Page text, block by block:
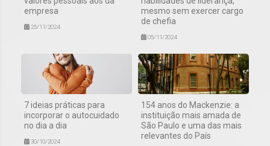
empresa
25/11/2024
mesmo sem exercer cargo
de chefia
05/11/2024
7 ideias práticas para
incorporar o autocuidado
no dia a dia
30/10/2024
154 anos do Mackenzie: a
instituição mais amada de
São Paulo e uma das mais
relevantes do País